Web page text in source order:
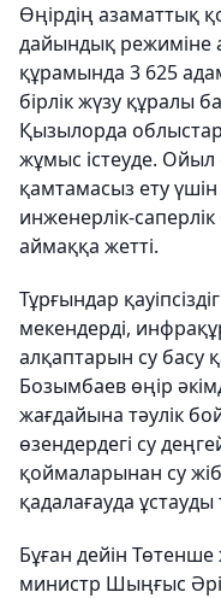
Өңірдің азаматтық
дайындық
құрамында 3 625
бірлік жүзу құралы
Қызылорда
жұмыс істеуде. Ойыл
қамтамасыз ету
инженерлік-
аймаққа жетті.
Тұрғындар
мекендерді,
алқаптарын су басу
Бозымбаев өңір
жағдайына тәулік
өзендердегі су
қоймаларынан су
қадалағауда
Бұған дейін Төтенше
министр Шыңғыс